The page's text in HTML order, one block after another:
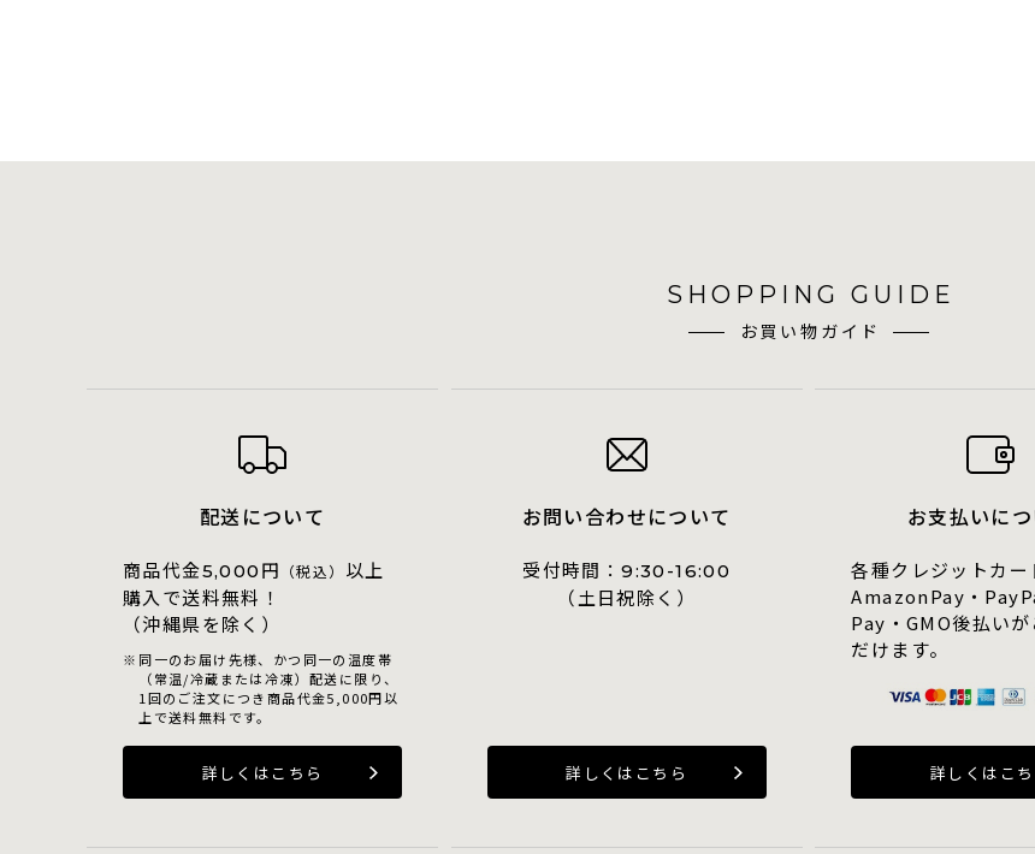
SHOPPING GUIDE
お買い物ガイド
配送について
商品代金5,000 円 （税込） 以上
購入で送料無料！
（沖縄県を除く）
同一のお届け先様、かつ同一の温度帯
（常温/冷蔵または冷凍）配送に限り、
1回のご注文につき商品代金5,000円以
上で送料無料です。
詳しくはこちら
お問い合わせについて
受付時間：9:30-16:00
（土日祝除く）
詳しくはこちら
お支払いに
各種クレジットカー
AmazonPay・
Pay・GMO後払い
だけます。
詳しくはこち